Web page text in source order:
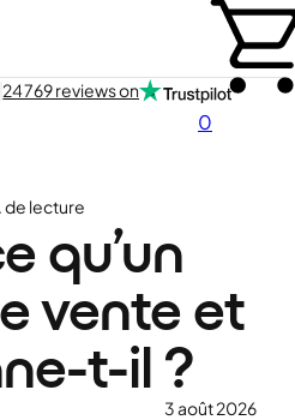
0
24 769 reviews on
de lecture
qu’un
vente et
t-il ?
3 août 2026